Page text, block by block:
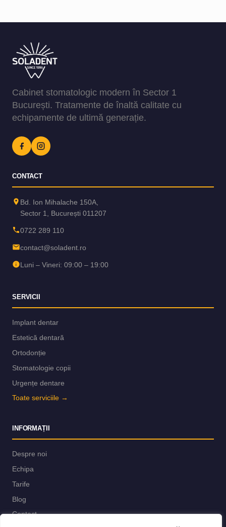
Cabinet stomatologic modern în Sector 1
București. Tratamente de înaltă calitate cu
echipamente de ultimă generație.
CONTACT
Bd. Ion Mihalache 150A,
Sector 1, București 011207
0722 289 110
contact@soladent.ro
Luni – Vineri: 09:00 – 19:00
SERVICII
Implant dentar
Estetică dentară
Ortodonție
Stomatologie copii
Urgențe dentare
Toate serviciile →
INFORMAȚII
Despre noi
Echipa
Tarife
Blog
Contact